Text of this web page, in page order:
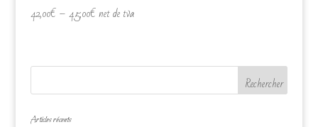
42,00€–45,00€net de tva
Articles récents